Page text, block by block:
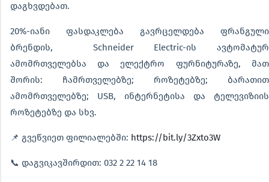
დაგხვდებათ.
20%-იანი ფასდაკლება გავრცელდება ფრანგული
ბრენდის, Schneider Electric-ის ავტომატურ
ამომრთველებსა და ელექტრო ფურნიტურაზე, მათ
შორის: ჩამრთველებზე; როზეტებზე; ბარათით
ამომრთველებზე; USB, ინტერნეტისა და ტელევიზიის
როზეტებზე და სხვ.
📌 გვეწვიეთ ფილიალებში: https://bit.ly/3Zxto3W
📞 დაგვიკავშირდით: 032 2 22 14 18